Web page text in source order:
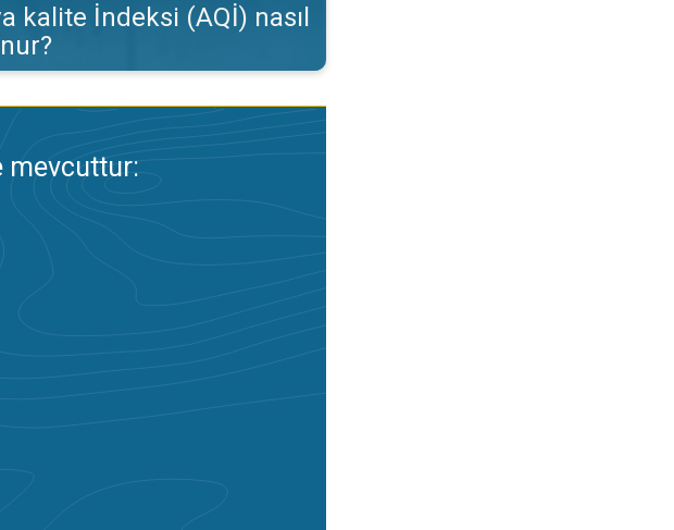
kalite İndeksi (AQİ) nasıl
mevcuttur: